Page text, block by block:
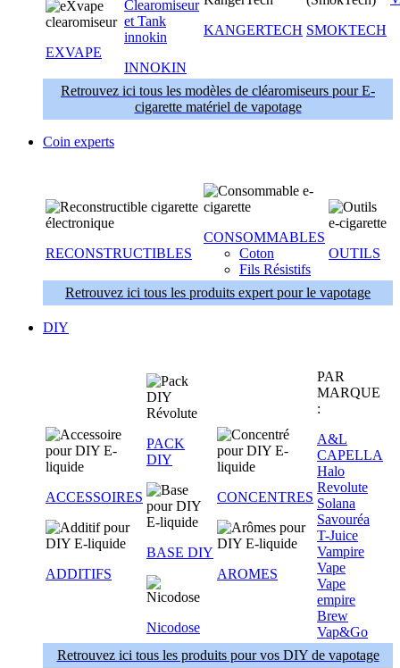
EXVAPE
INNOKIN
KANGERTECH SMOKTECH
Retrouvez ici tous les modèles de cléaromiseurs pour E-
cigarette matériel de vapotage
Coin experts
RECONSTRUCTIBLES
CONSOMMABLES
Coton
Fils Résistifs
OUTILS
Retrouvez ici tous les produits expert pour le vapotage
DIY
ACCESSOIRES
ADDITIFS
PACK
DIY
BASE DIY
Nicodose
CONCENTRES
AROMES
PAR
MARQUE
:
A&L
CAPELLA
Halo
Revolute
Solana
Savouréa
T-Juice
Vampire
Vape
Vape
empire
Brew
Vap&Go
Retrouvez ici tous les produits pour vos DIY de vapotage